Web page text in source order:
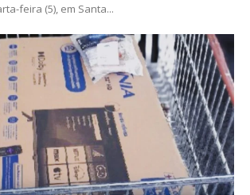
feira (5), em Santa...